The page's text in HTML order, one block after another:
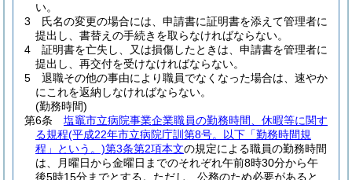
い。
3
氏名の変更の場合には、申請書に証明書を添えて管理者に
提出し、書替えの手続きを取らなければならない。
4
証明書を亡失し、又は損傷したときは、申請書を管理者に
提出し、再交付を受けなければならない。
5
退職その他の事由により職員でなくなった場合は、速やか
にこれを返納しなければならない。
(勤務時間)
第6条
塩竈市立病院事業企業職員の勤務時間、休暇等に関す
る規程(平成22年市立病院庁訓第8号。以下「勤務時間規
程」という。)第3条第2項本文の規定による職員の勤務時間
は、月曜日から金曜日までのそれぞれ午前8時30分から午
後5時15分までとする。 ただし、公務のため必要があると